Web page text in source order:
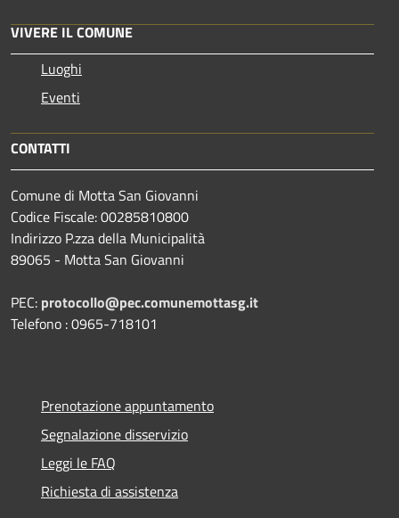
VIVERE IL COMUNE
Luoghi
Eventi
CONTATTI
Comune di Motta San Giovanni
Codice Fiscale: 00285810800
Indirizzo P.zza della Municipalità
89065 - Motta San Giovanni
PEC: protocollo@pec.comunemottasg.it
Telefono : 0965-718101
Prenotazione appuntamento
Segnalazione disservizio
Leggi le FAQ
Richiesta di assistenza